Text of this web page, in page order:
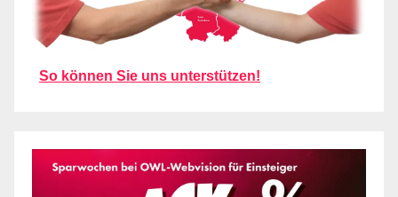
So können Sie uns unterstützen!